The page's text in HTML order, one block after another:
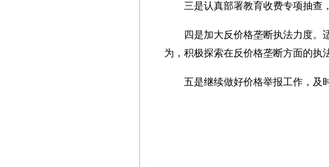
三是认真部署教育收费专项抽
四是加大反价格垄断执法力度。
为，积极探索在反价格垄断方面的执
五是继续做好价格举报工作，及